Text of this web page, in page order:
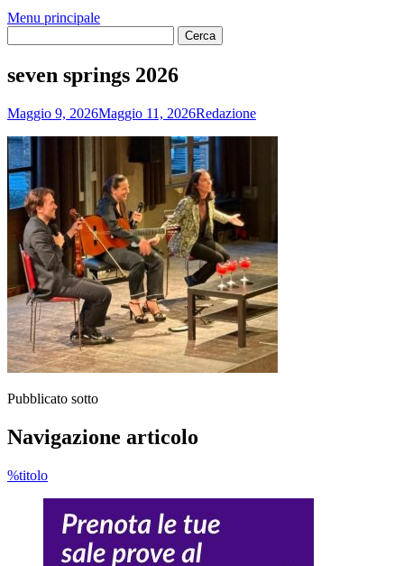
Menu principale
seven springs 2026
Maggio 9, 2026Maggio 11, 2026Redazione
Pubblicato sotto
Navigazione articolo
%titolo